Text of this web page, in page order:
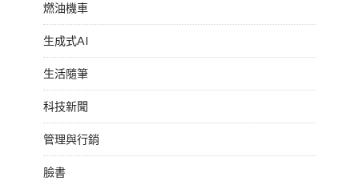
燃油機車
生成式AI
生活隨筆
科技新聞
管理與行銷
臉書